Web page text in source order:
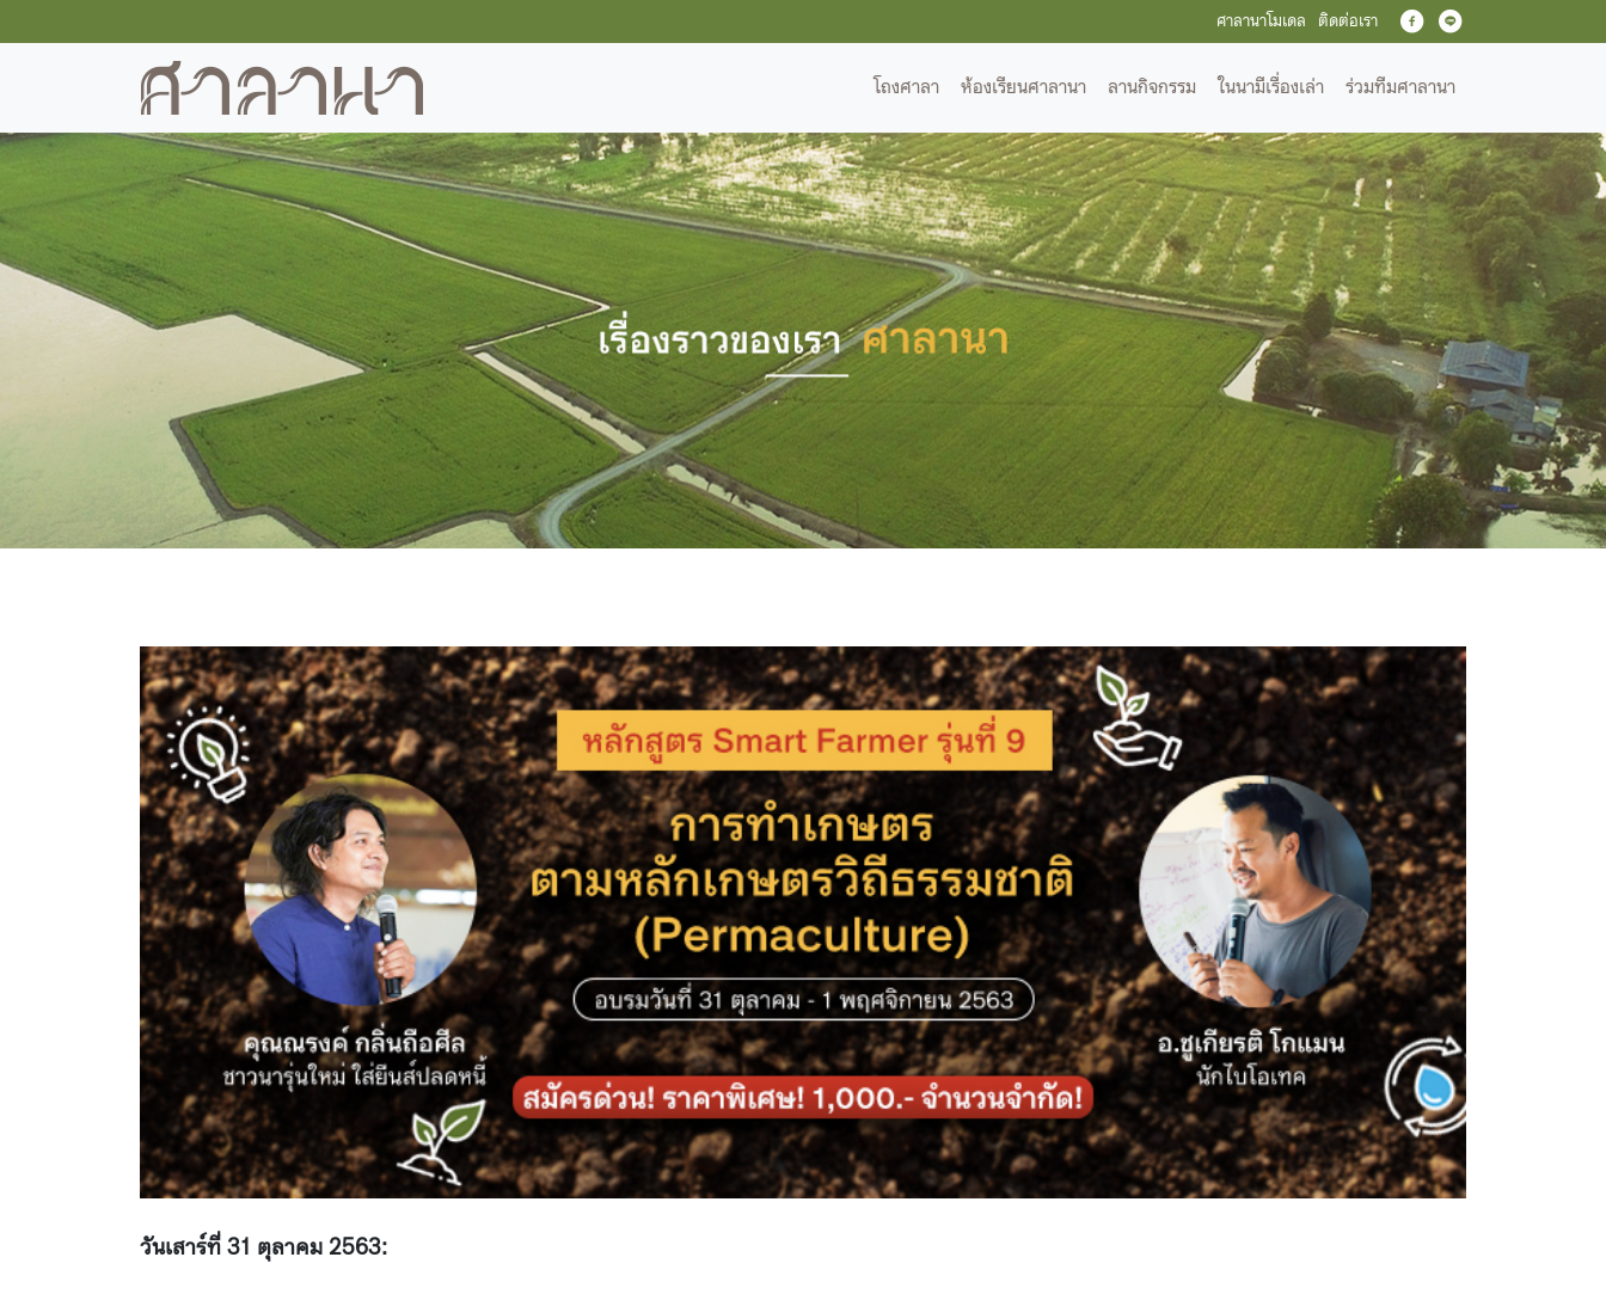
ศาลานาโมเดล ติดต่อเรา
โถงศาลา
(current)
ห้องเรียนศาลานา ลานกิจกรรม ในนามีเรื่องเล่า ร่วมทีมศาลานา
วันเสาร์ที่ 31 ตุลาคม 2563: